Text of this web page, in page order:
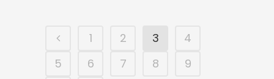
1 2 3
4
5
6 7 8
9